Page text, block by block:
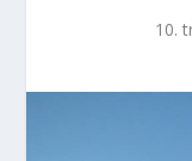
10.